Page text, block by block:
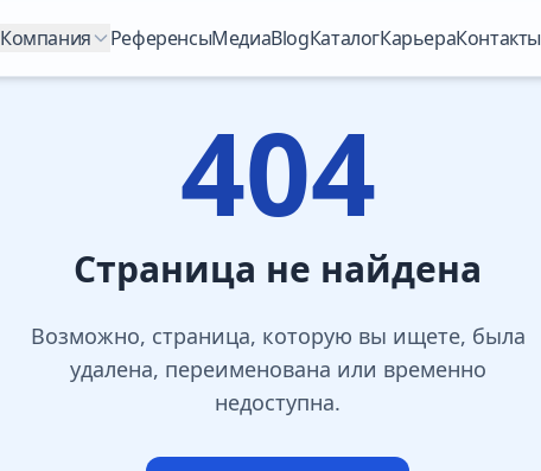
Компания РеференсыМедиаBlogКаталогКарьераКонтакты
404
Страница не найдена
Возможно, страница, которую вы ищете, была
удалена, переименована или временно
недоступна.